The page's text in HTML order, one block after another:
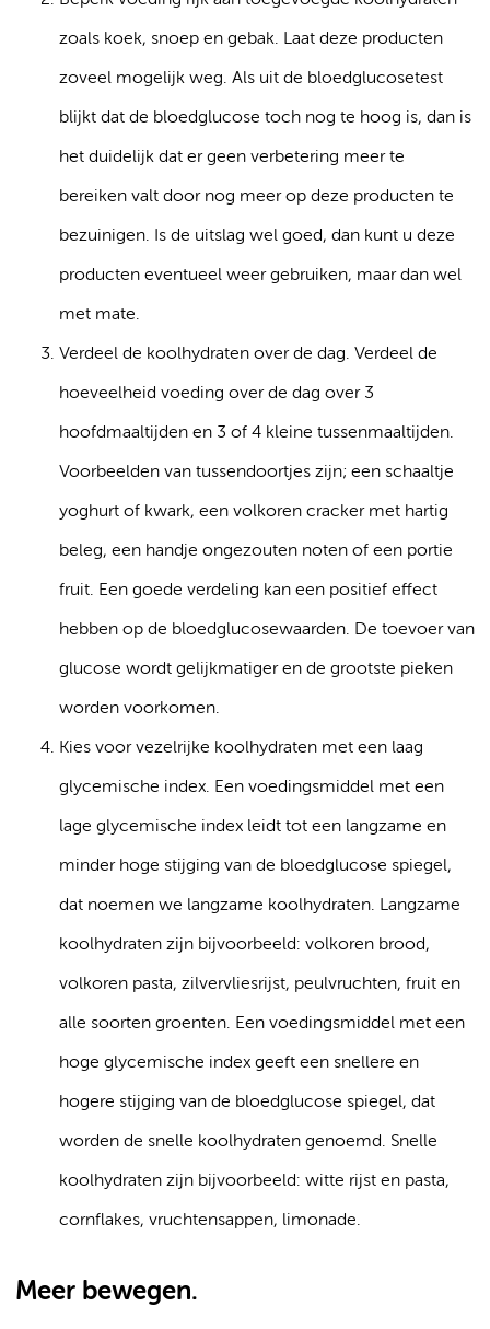
zoals koek, snoep en gebak. Laat deze producten
zoveel mogelijk weg. Als uit de bloedglucosetest
blijkt dat de bloedglucose toch nog te hoog is, dan is
het duidelijk dat er geen verbetering meer te
bereiken valt door nog meer op deze producten te
bezuinigen. Is de uitslag wel goed, dan kunt u deze
producten eventueel weer gebruiken, maar dan wel
met mate.
Verdeel de koolhydraten over de dag. Verdeel de
hoeveelheid voeding over de dag over 3
hoofdmaaltijden en 3 of 4 kleine tussenmaaltijden.
Voorbeelden van tussendoortjes zijn; een schaaltje
yoghurt of kwark, een volkoren cracker met hartig
beleg, een handje ongezouten noten of een portie
fruit. Een goede verdeling kan een positief effect
hebben op de bloedglucosewaarden. De toevoer van
glucose wordt gelijkmatiger en de grootste pieken
worden voorkomen.
Kies voor vezelrijke koolhydraten met een laag
glycemische index. Een voedingsmiddel met een
lage glycemische index leidt tot een langzame en
minder hoge stijging van de bloedglucose spiegel,
dat noemen we langzame koolhydraten. Langzame
koolhydraten zijn bijvoorbeeld: volkoren brood,
volkoren pasta, zilvervliesrijst, peulvruchten, fruit en
alle soorten groenten. Een voedingsmiddel met een
hoge glycemische index geeft een snellere en
hogere stijging van de bloedglucose spiegel, dat
worden de snelle koolhydraten genoemd. Snelle
koolhydraten zijn bijvoorbeeld: witte rijst en pasta,
cornflakes, vruchtensappen, limonade.
Meer bewegen.